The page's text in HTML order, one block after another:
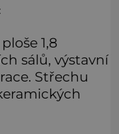
1,8
sálů, výstavní
Střechu